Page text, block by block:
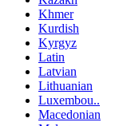
Khmer
Kurdish
Kyrgyz
Latin
Latvian
Lithuanian
Luxembou..
Macedonian